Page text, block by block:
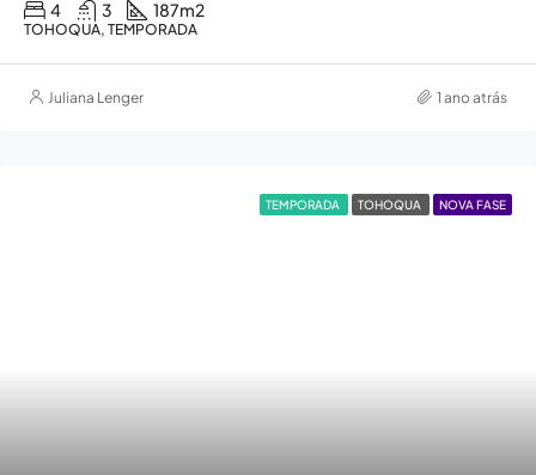
4 3 187m2
TOHOQUA, TEMPORADA
Juliana Lenger 1 ano atrás
TEMPORADA TOHOQUA NOVA FASE